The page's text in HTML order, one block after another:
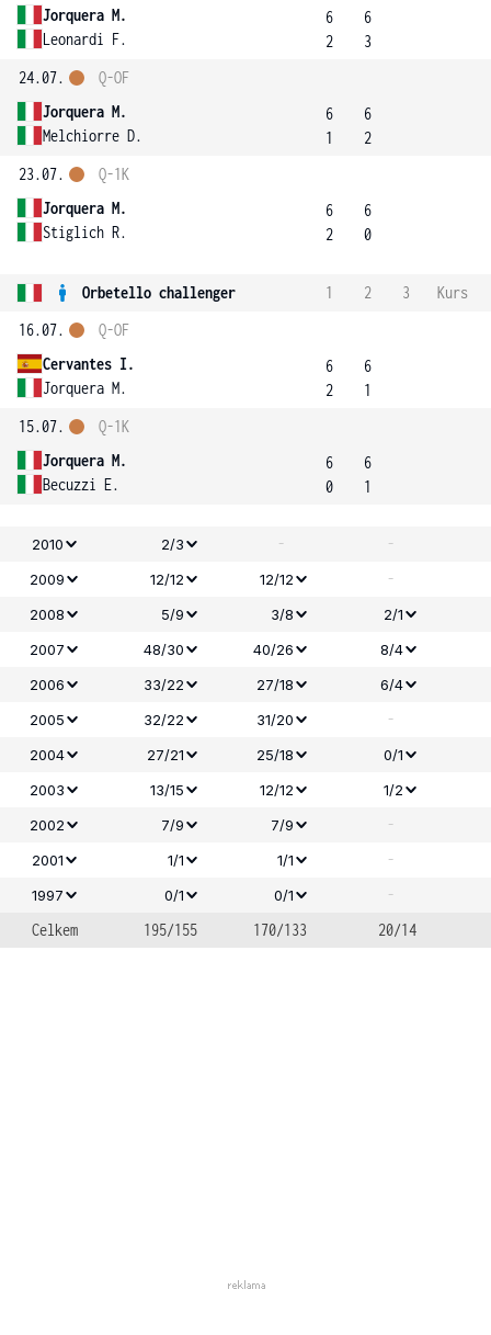
Jorquera M.
Leonardi F.
6
2
6
3
24.07.
Jorquera M.
Melchiorre D.
Q-OF
6
1
6
2
23.07.
Jorquera M.
Stiglich R.
Q-1K
6
2
6
0
Orbetello challenger 1 2 3
Kurs
16.07.
Cervantes I.
Jorquera M.
Q-OF
6
2
6
1
15.07.
Jorquera M.
Becuzzi E.
Q-1K
6
0
6
1
2010 2/3 - -
2009
12/12 12/12 -
2008 5/9 3/8
2/1
2007
48/30 40/26
8/4
2006
33/22 27/18
6/4
2005
32/22 31/20 -
2004 27/21 25/18 0/1
2003
13/15 12/12
1/2
2002
7/9 7/9 -
2001 1/1 1/1 -
1997 0/1 0/1
-
Celkem
195/155 170/133 20/14